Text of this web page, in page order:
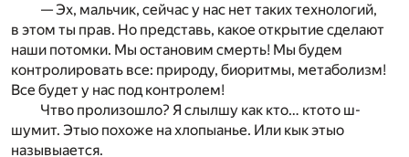
— Эх, мальчик, сейчас у нас нет таких технологий,
в этом ты прав. Но представь, какое открытие сделают
наши потомки. Мы остановим смерть! Мы будем
контролировать все: природу, биоритмы, метаболизм!
Все будет у нас под контролем!
Чтво пролизошло? Я слылшу как кто… ктото ш-
шумит. Этыо похоже на хлопыанье. Или кык этыо
назывыается.